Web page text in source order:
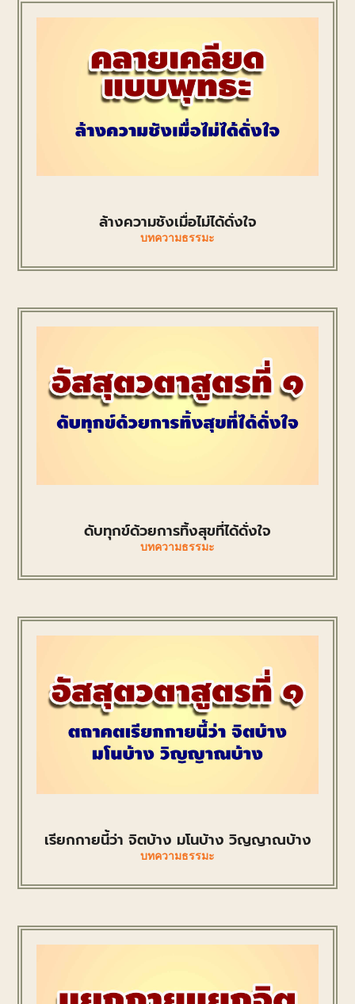
ล้างความชังเมื่อไม่ได้ดั่งใจ
บทความธรรมะ
ดับทุกข์ด้วยการทิ้งสุขที่ได้ดั่งใจ
บทความธรรมะ
เรียกกายนี้ว่า จิตบ้าง มโนบ้าง วิญญาณบ้าง
บทความธรรมะ